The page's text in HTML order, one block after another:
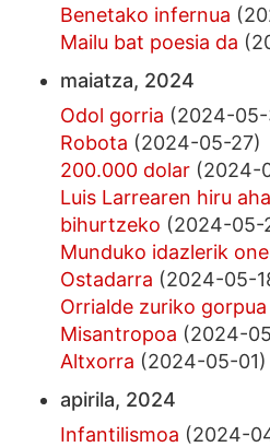
Benetako infernua
Mailu bat poesia da
maiatza, 2024
Odol gorria (2024-
Robota (2024-05-27)
200.000 dolar (2024-
Luis Larrearen hiru
bihurtzeko (2024-05-
Munduko idazlerik
Ostadarra (2024-05-
Orrialde zuriko gorpua
Misantropoa (2024-
Altxorra (2024-05-01)
apirila, 2024
Infantilismoa (2024-